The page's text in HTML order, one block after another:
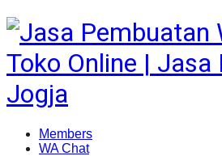
Members
WA Chat